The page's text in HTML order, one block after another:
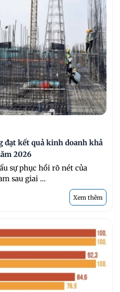
đạt kết quả kinh doanh khả
2026
sự phục hồi rõ nét của
sau giai ...
Xem thêm